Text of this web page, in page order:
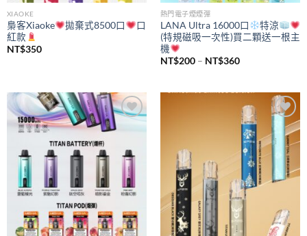
XIAOKE
梟客Xiaoke 拋棄式8500口
口
紅款
NT$350
熱門電子煙煙彈
LANA Ultra 16000口
特涼
(特規磁吸一次性)買二顆送一根主
機
NT$200 – NT$360價
NT$200
到
NT$360
Add to
Add to
wishlist